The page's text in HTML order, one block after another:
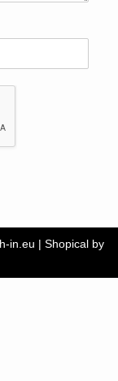
in.eu | Shopicalby